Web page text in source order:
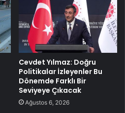
Cevdet Yılmaz: Doğru
Politikalar İzleyenler Bu
Dönemde Farklı Bir
Seviyeye Çıkacak
Ağustos 6, 2026